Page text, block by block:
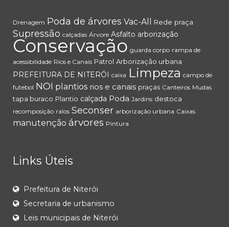
Drenagem Poda de árvores Vac-All Rede praça
Supressão calçadas Árvore Asfalto arborização
Conservação guarda corpo rampa de
acessibilidade Rios e Canais Patrol Arborização urbana
PREFEITURA DE NITERÓI caixa Limpeza campo de
futebol NOI plantios rios e canais praças Canteiros Mudas
tapa buraco Plantio calçada Poda Jardins destoca
recomposição ralos Seconser arborização urbana Caixas
manutenção árvores Pintura
Links Úteis
Prefeitura de Niterói
Secretaria de urbanismo
Leis municipais de Niterói